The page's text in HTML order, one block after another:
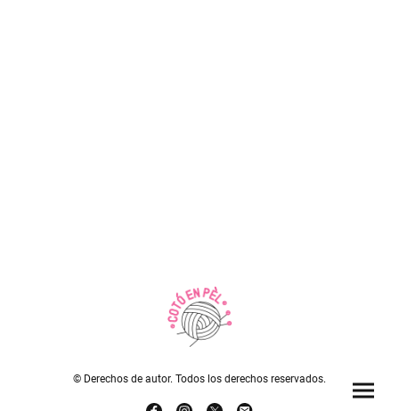
© Derechos de autor. Todos los derechos reservados.